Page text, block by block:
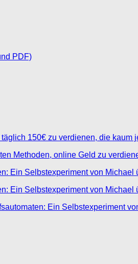
PDF)
150€ zu verdienen, die kaum
Methoden, online Geld zu
Ein Selbstexperiment von Michael
Ein Selbstexperiment von Michael
Ein Selbstexperiment